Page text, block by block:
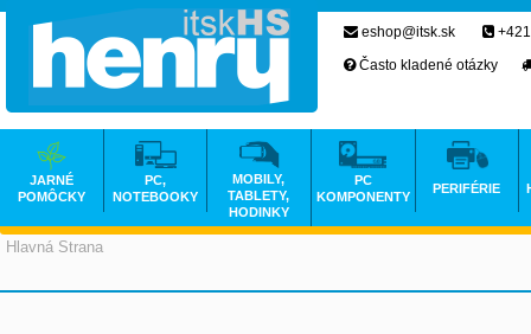
Hlavná Strana
eshop@itsk.sk
Často kladené otázky
JARNÉ
POMÔCKY
PC,
NOTEBOOKY
MOBILY,
TABLETY,
HODINKY
PC
KOMPONENTY
PERIFÉRIE